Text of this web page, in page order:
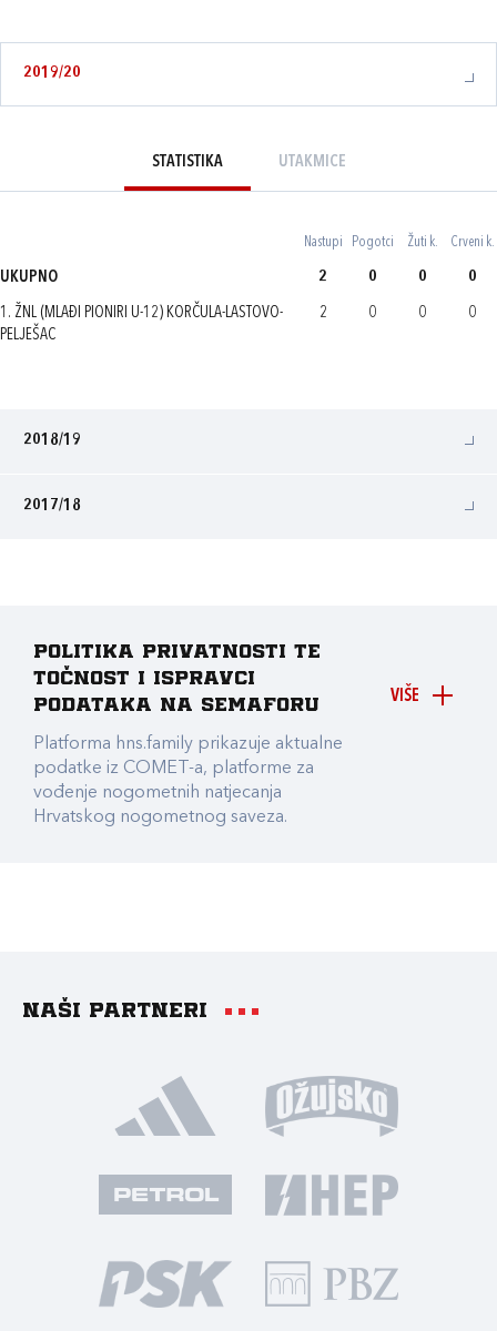
2019/20
STATISTIKA UTAKMICE
Nastupi Pogotci Žuti k. Crveni k.
UKUPNO 2 0 0 0
1. ŽNL (MLAĐI PIONIRI U-12) KORČULA-LASTOVO-
PELJEŠAC
2 0 0 0
2018/19
2017/18
VIŠE
Politika privatnosti te
točnost i ispravci
podataka na Semaforu
Platforma hns.family prikazuje aktualne
podatke iz COMET-a, platforme za
vođenje nogometnih natjecanja
Hrvatskog nogometnog saveza.
Naši partneri